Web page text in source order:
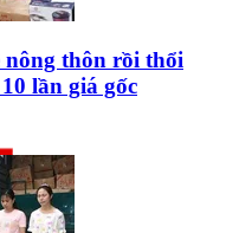
nông thôn rồi thổi
lần giá gốc